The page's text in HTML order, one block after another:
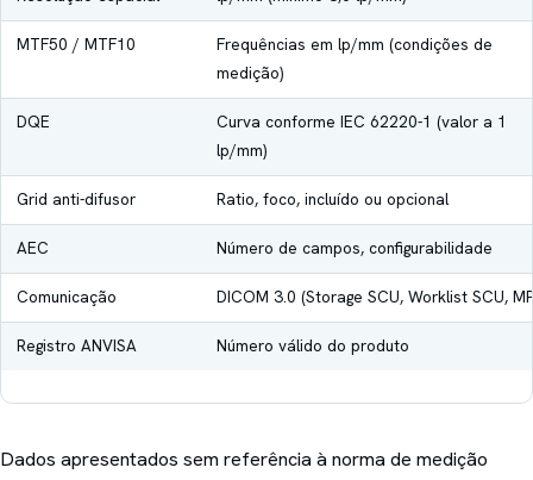
MTF50 / MTF10
Frequências em lp/mm (condições de
medição)
DQE
Curva conforme IEC 62220-1 (valor a 1
lp/mm)
Grid anti-difusor Ratio, foco, incluído ou opcional
AEC Número de campos, configurabilidade
Comunicação DICOM 3.0 (Storage SCU, Worklist SCU,
Registro ANVISA Número válido do produto
Dados apresentados sem referência à norma de medição